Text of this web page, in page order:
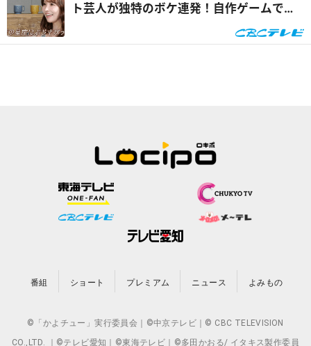
ト芸人が独特のボケ連発！自作ゲームで三
番組 ショート プレミアム ニュース よみもの
©「かよチュー」実行委員会｜©中京テレビ｜© CBC TELEVISION
CO.,LTD. ｜©テレビ愛知｜©東海テレビ｜©多田かおる/ イタキス製作委員